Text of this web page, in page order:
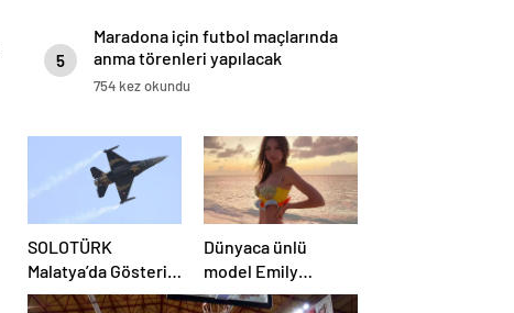
5
Maradona için futbol maçlarında
anma törenleri yapılacak
754 kez okundu
SOLOTÜRK
Malatya’da Gösteri
Uçuşu Yaptı
Dünyaca ünlü
model Emily
Ratajkowski, yıldız